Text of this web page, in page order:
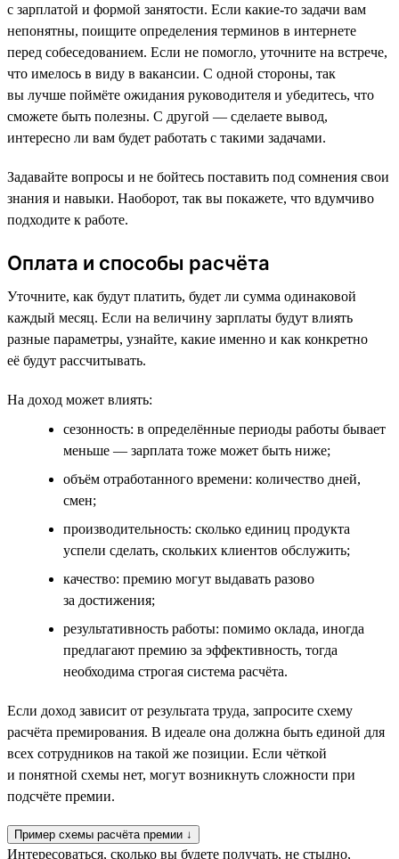
с зарплатой и формой занятости. Если какие-то задачи вам
непонятны, поищите определения терминов в интернете
перед собеседованием. Если не помогло, уточните на встрече,
что имелось в виду в вакансии. С одной стороны, так
вы лучше поймёте ожидания руководителя и убедитесь, что
сможете быть полезны. С другой — сделаете вывод,
интересно ли вам будет работать с такими задачами.
Задавайте вопросы и не бойтесь поставить под сомнения свои
знания и навыки. Наоборот, так вы покажете, что вдумчиво
подходите к работе.
Оплата и способы расчёта
Уточните, как будут платить, будет ли сумма одинаковой
каждый месяц. Если на величину зарплаты будут влиять
разные параметры, узнайте, какие именно и как конкретно
её будут рассчитывать.
На доход может влиять:
сезонность: в определённые периоды работы бывает
меньше — зарплата тоже может быть ниже;
объём отработанного времени: количество дней,
смен;
производительность: сколько единиц продукта
успели сделать, скольких клиентов обслужить;
качество: премию могут выдавать разово
за достижения;
результативность работы: помимо оклада, иногда
предлагают премию за эффективность, тогда
необходима строгая система расчёта.
Если доход зависит от результата труда, запросите схему
расчёта премирования. В идеале она должна быть единой для
всех сотрудников на такой же позиции. Если чёткой
и понятной схемы нет, могут возникнуть сложности при
подсчёте премии.
Пример схемы расчёта премии ↓
Интересоваться, сколько вы будете получать, не стыдно,